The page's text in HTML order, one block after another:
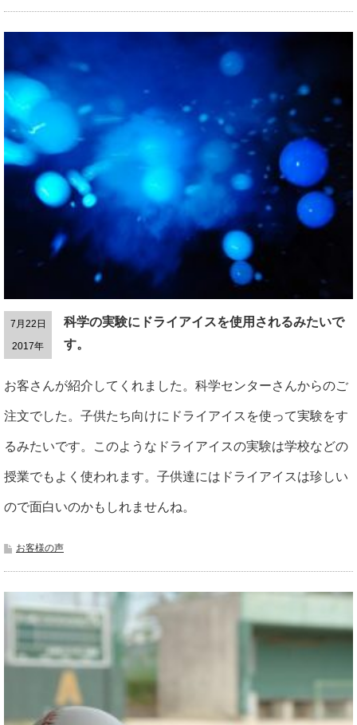
7月22日
2017年
科学の実験にドライアイスを使用されるみたいで
す。
お客さんが紹介してくれました。科学センターさんからのご
注文でした。子供たち向けにドライアイスを使って実験をす
るみたいです。このようなドライアイスの実験は学校などの
授業でもよく使われます。子供達にはドライアイスは珍しい
ので面白いのかもしれませんね。
お客様の声